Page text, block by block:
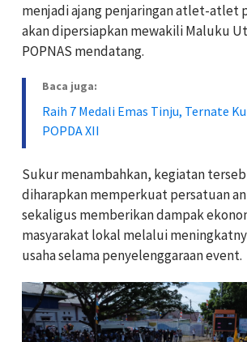
menjadi ajang penjaringan atlet-atlet
akan dipersiapkan mewakili Maluku
POPNAS mendatang.
Baca juga:
Raih 7 Medali Emas Tinju, Ternate
POPDA XII
Sukur menambahkan, kegiatan
diharapkan memperkuat persatuan
sekaligus memberikan dampak
masyarakat lokal melalui
usaha selama penyelenggaraan event.